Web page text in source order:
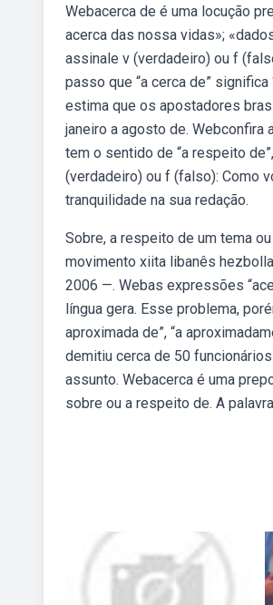
Webacerca de é uma locução
acerca das nossa vidas»;
assinale v (verdadeiro) ou f
passo que “a cerca de”
estima que os apostadores
janeiro a agosto de. Webconfira
tem o sentido de “a respeito
(verdadeiro) ou f (falso): Como
tranquilidade na sua redação.
Sobre, a respeito de um tema
movimento xiita libanês
2006 —. Webas expressões
língua gera. Esse problema,
aproximada de”, “a
demitiu cerca de 50
assunto. Webacerca é uma
sobre ou a respeito de. A